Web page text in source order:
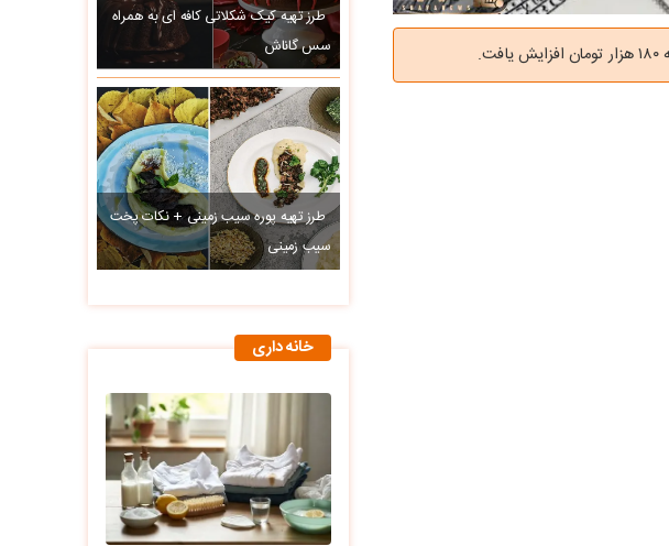
طرز تهیه کیک شکلاتی کافه ای به همراه
سس گاناش
طرز تهیه پوره سیب زمینی + نکات پخت
سیب زمینی
خانه داری